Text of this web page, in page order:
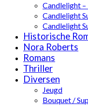
Candlelight
Candlelight
Candlelight
Historische
Nora Roberts
Romans
Thriller
Diversen
Jeugd
Bouquet /